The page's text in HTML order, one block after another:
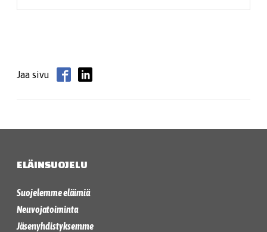
Jaa sivu
ELÄINSUOJELU
Suojelemme eläimiä
Neuvojatoiminta
Jäsenyhdistyksemme